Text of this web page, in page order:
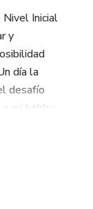
Nivel Inicial
y
día la
desafío
mi hobby
objetos